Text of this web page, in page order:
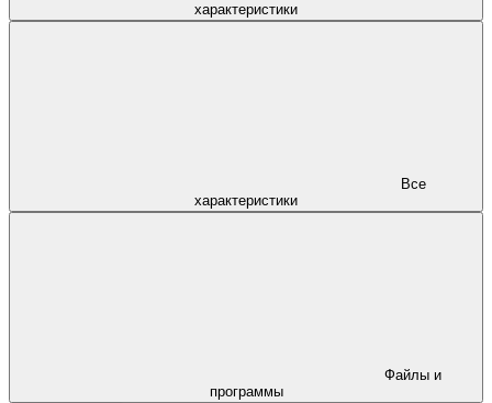
характеристики
характеристики
программы